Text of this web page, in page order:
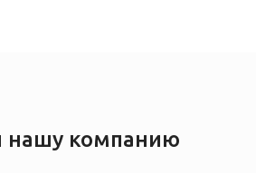
нашу компанию